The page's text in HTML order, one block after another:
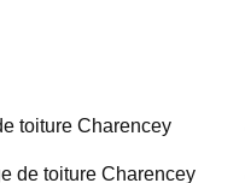
toiture Charencey
de toiture Charencey